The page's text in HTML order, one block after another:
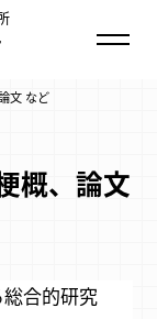
文 など
概、論文
合的研究